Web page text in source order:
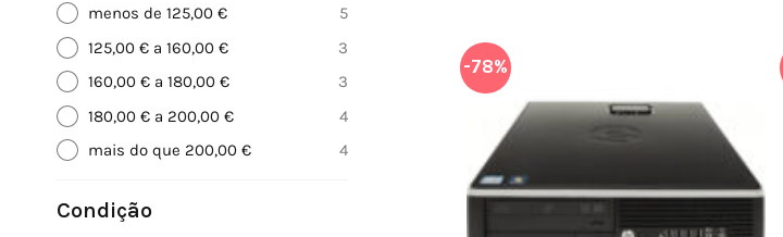
menos de 125,00 €
5
125,00 € a 160,00 €
3
160,00 € a 180,00 €
3
180,00 € a 200,00 €
4
mais do que 200,00 €
4
Condição
-78%